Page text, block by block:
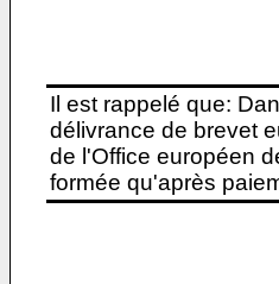
Il est rappelé que:
délivrance de brevet
de l'Office européen
formée qu'après